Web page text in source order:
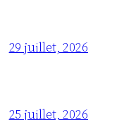
29 juillet, 2026
25 juillet, 2026